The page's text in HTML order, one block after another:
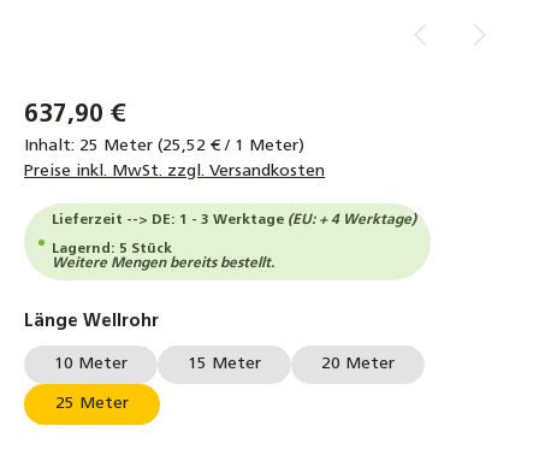
637,90 €
Inhalt: 25 Meter (25,52 € / 1 Meter)
Preise inkl. MwSt. zzgl. Versandkosten
Lieferzeit --> DE: 1 - 3 Werktage (EU: + 4 Werktage)
Lagernd: 5 Stück
Weitere Mengen bereits bestellt.
Länge Wellrohrauswählen
10 Meter 15 Meter 20 Meter
25 Meter